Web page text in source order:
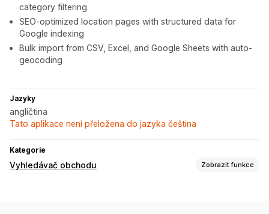
category filtering
SEO-optimized location pages with structured data for
Google indexing
Bulk import from CSV, Excel, and Google Sheets with auto-
geocoding
Jazyky
angličtina
Tato aplikace není přeložena do jazyka čeština
Kategorie
Vyhledávač obchodu Zobrazit funkce